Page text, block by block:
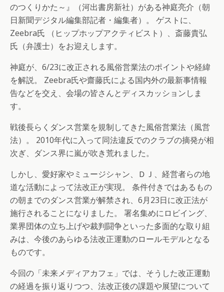
のつくりかた～』（河出書房新社）がある神庭亮介（朝
日新聞デジタル編集部記者・編集者）。 ゲストに、
Zeebra氏 （ヒップホップアクティビスト）、斎藤貴弘
氏（弁護士）をお迎えします。
神庭が、6/23に改正される風俗営業法のポイントや経緯
を解説。 Zeebra氏や齋藤氏による国内外の最新事情報
告などを交え、会場の皆さんとディスカッションしま
す。
戦後長らくダンス営業を規制してきた風俗営業法（風営
法）。 2010年代に入って同法違反でのクラブの摘発が相
次ぎ、ダンス界に嵐が吹き荒れました。
しかし、愛好家やミュージシャン、ＤＪ、経営者らの地
道な活動によって法改正が実現。 条件付きではあるもの
の朝までのダンス営業が解禁され、6月23日に改正法が
施行されることになりました。 署名集めにロビイング、
業界団体の立ち上げや裁判闘争といった多面的な取り組
みは、今後のあらゆる法改正運動のロールモデルとなる
ものです。
今回の「未来メディアカフェ」では、そうした改正運動
の経過を振り返りつつ、法改正後の課題や展望について